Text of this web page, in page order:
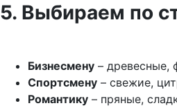
5. Выбираем по
Бизнесмену – древесные,
Спортсмену – свежие,
Романтику – пряные,